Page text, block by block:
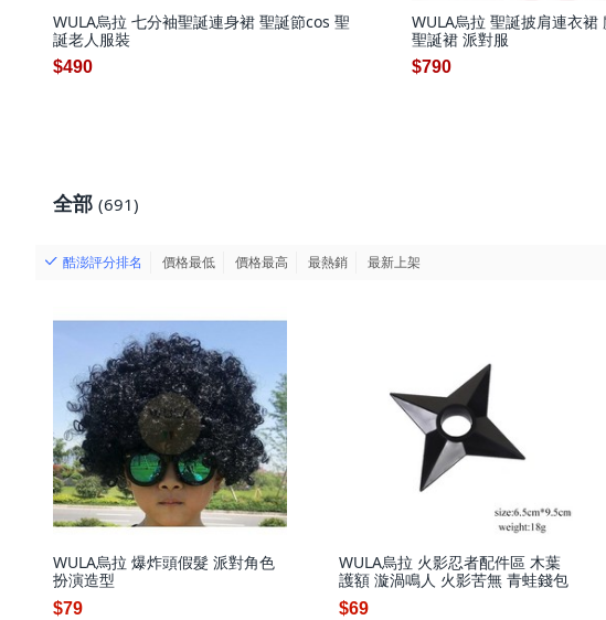
WULA烏拉 七分袖聖誕連身裙 聖誕節cos 聖
誕老人服裝
$490
WULA烏拉 聖誕披肩連衣裙
聖誕裙 派對服
$790
全部 (691)
酷澎評分排名 價格最低 價格最高 最熱銷 最新上架
WULA烏拉 爆炸頭假髮 派對角色
扮演造型
$79
WULA烏拉 火影忍者配件區 木葉
護額 漩渦鳴人 火影苦無 青蛙錢包
$69